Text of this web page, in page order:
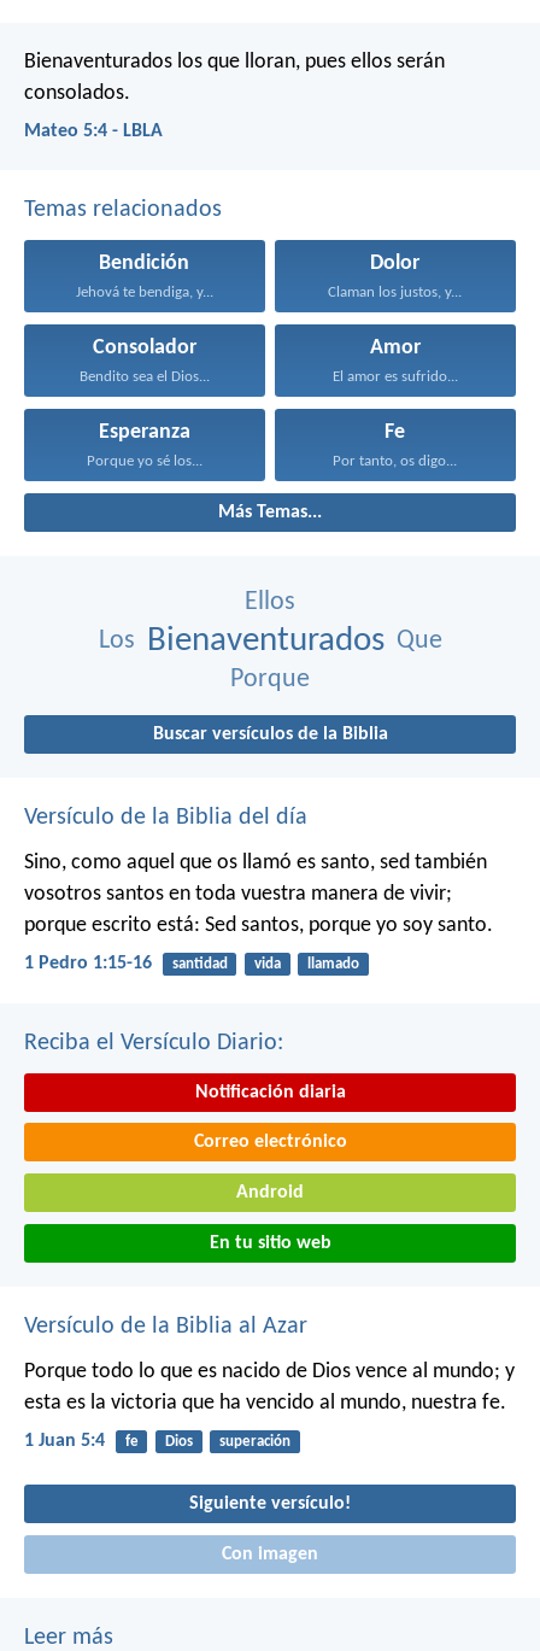
Bienaventurados los que lloran, pues ellos serán
consolados.
Mateo 5:4 - LBLA
Temas relacionados
Bendición
Jehová te bendiga, y...
Dolor
Claman los justos, y...
Consolador
Bendito sea el Dios...
Amor
El amor es sufrido...
Esperanza
Porque yo sé los...
Fe
Por tanto, os digo...
Más Temas...
Ellos
Los Bienaventurados Que
Porque
Buscar versículos de la Biblia
Versículo de la Biblia del día
Sino, como aquel que os llamó es santo, sed también
vosotros santos en toda vuestra manera de vivir;
porque escrito está: Sed santos, porque yo soy santo.
1 Pedro 1:15-16 santidad vida llamado
Reciba el Versículo Diario:
Notificación diaria
Correo electrónico
Android
En tu sitio web
Versículo de la Biblia al Azar
Porque todo lo que es nacido de Dios vence al mundo; y
esta es la victoria que ha vencido al mundo, nuestra fe.
1 Juan 5:4 fe Dios superación
Siguiente versículo!
Con imagen
Leer más